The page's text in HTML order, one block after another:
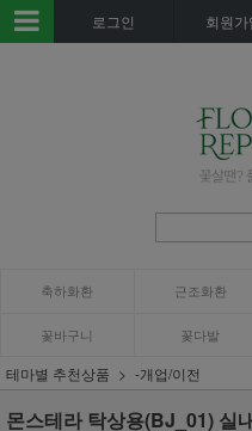
로그인 회원가
축하화환 근조화환
꽃바구니 꽃다발
테마별 추천상품 -개업/이전
몬스테라 탁상용(BJ_01) 실